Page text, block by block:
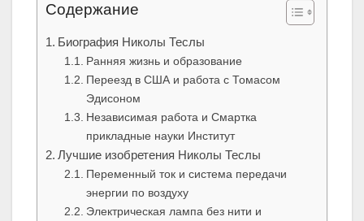
Содержание
Биография Николы Теслы
Ранняя жизнь и образование
Переезд в США и работа с Томасом
Эдисоном
Независимая работа и Смартка
прикладные науки Институт
Лучшие изобретения Николы Теслы
Переменный ток и система передачи
энергии по воздуху
Электрическая лампа без нити и